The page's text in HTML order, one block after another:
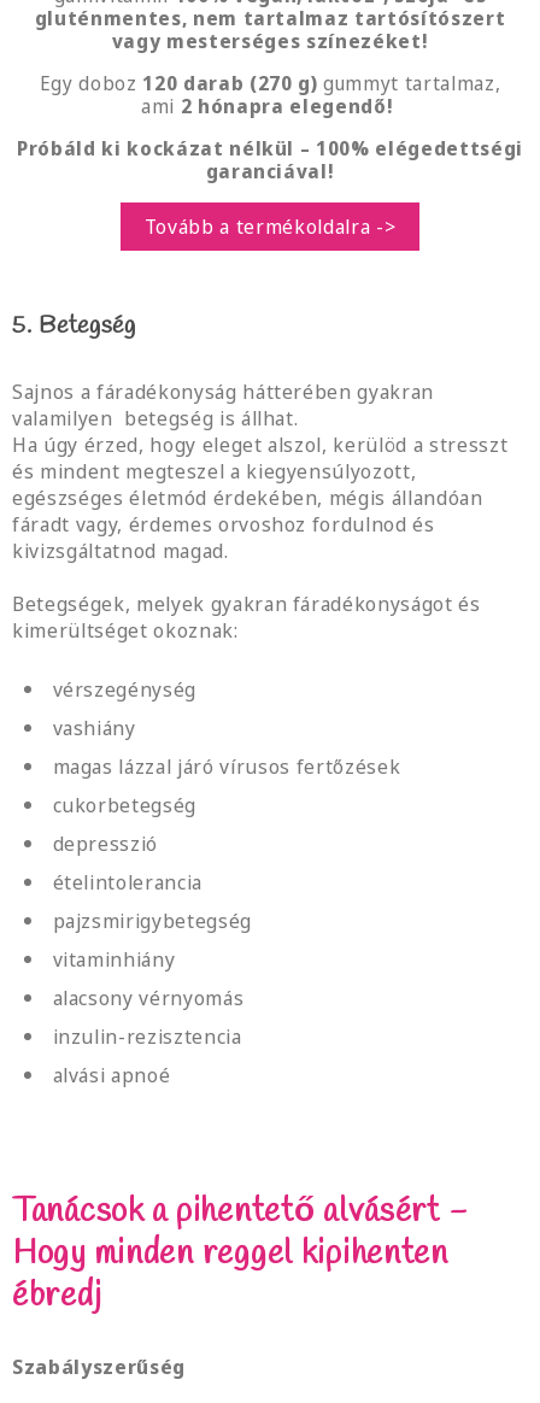
gluténmentes, nem tartalmaz tartósítószert
vagy mesterséges színezéket!
Egy doboz 120 darab (270 g)gummyt tartalmaz,
ami 2 hónapra elegendő!
Próbáld ki kockázat nélkül – 100% elégedettségi
garanciával!
Tovább a termékoldalra ->
5. Betegség
Sajnos a fáradékonyság hátterében gyakran
valamilyen betegség is állhat.
Ha úgy érzed, hogy eleget alszol, kerülöd a stresszt
és mindent megteszel a kiegyensúlyozott,
egészséges életmód érdekében, mégis állandóan
fáradt vagy, érdemes orvoshoz fordulnod és
kivizsgáltatnod magad.
Betegségek, melyek gyakran fáradékonyságot és
kimerültséget okoznak:
vérszegénység
vashiány
magas lázzal járó vírusos fertőzések
cukorbetegség
depresszió
ételintolerancia
pajzsmirigybetegség
vitaminhiány
alacsony vérnyomás
inzulin-rezisztencia
alvási apnoé
Tanácsok a pihentető alvásért -
Hogy minden reggel kipihenten
ébredj
Szabályszerűség